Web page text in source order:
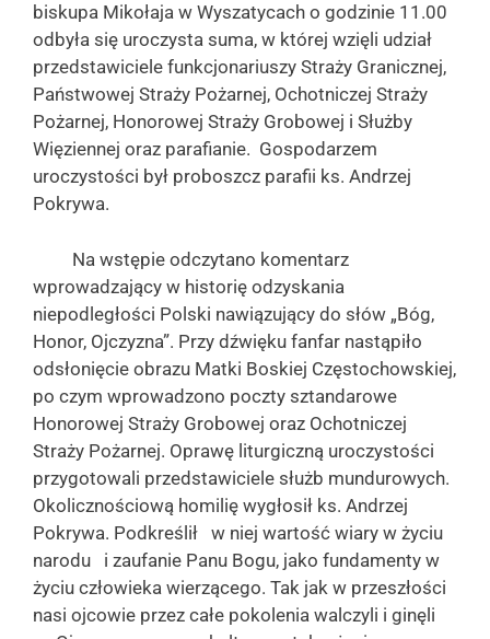
biskupa Mikołaja w Wyszatycach o godzinie 11.00
odbyła się uroczysta suma, w której wzięli udział
przedstawiciele funkcjonariuszy Straży Granicznej,
Państwowej Straży Pożarnej, Ochotniczej Straży
Pożarnej, Honorowej Straży Grobowej i Służby
Więziennej oraz parafianie. Gospodarzem
uroczystości był proboszcz parafii ks. Andrzej
Pokrywa.
Na wstępie odczytano komentarz
wprowadzający w historię odzyskania
niepodległości Polski nawiązujący do słów „Bóg,
Honor, Ojczyzna”. Przy dźwięku fanfar nastąpiło
odsłonięcie obrazu Matki Boskiej Częstochowskiej,
po czym wprowadzono poczty sztandarowe
Honorowej Straży Grobowej oraz Ochotniczej
Straży Pożarnej. Oprawę liturgiczną uroczystości
przygotowali przedstawiciele służb mundurowych.
Okolicznościową homilię wygłosił ks. Andrzej
Pokrywa. Podkreślił w niej wartość wiary w życiu
narodu i zaufanie Panu Bogu, jako fundamenty w
życiu człowieka wierzącego. Tak jak w przeszłości
nasi ojcowie przez całe pokolenia walczyli i ginęli